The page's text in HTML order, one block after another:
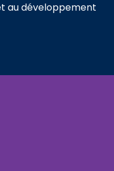
au développement